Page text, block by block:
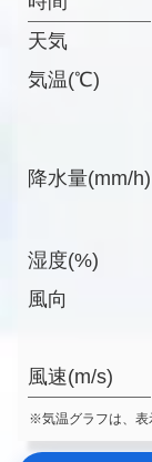
天気
気温(℃)
降水量(mm/h)
湿度(%)
風向
風速(m/s)
※気温グラフは、表